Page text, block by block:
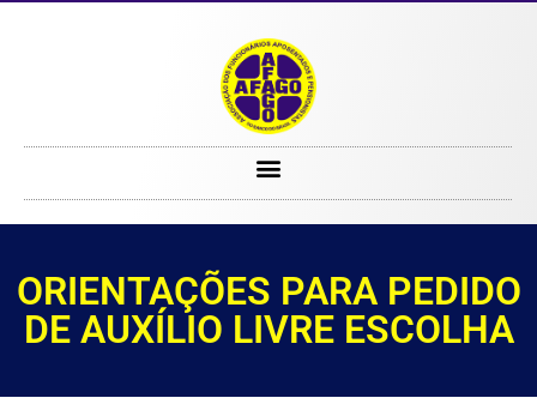
ORIENTAÇÕES PARA PEDIDO
DE AUXÍLIO LIVRE ESCOLHA